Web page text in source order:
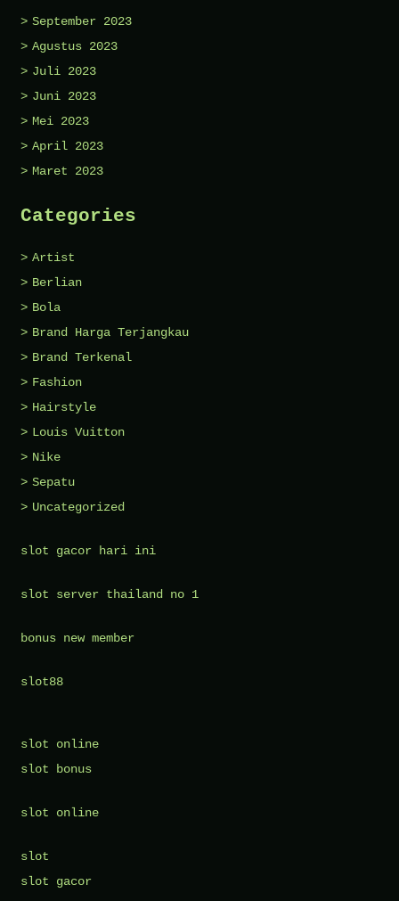
September 2023
Agustus 2023
Juli 2023
Juni 2023
Mei 2023
April 2023
Maret 2023
Categories
Artist
Berlian
Bola
Brand Harga Terjangkau
Brand Terkenal
Fashion
Hairstyle
Louis Vuitton
Nike
Sepatu
Uncategorized
slot gacor hari ini
slot server thailand no 1
bonus new member
slot88
slot online
slot bonus
slot online
slot
slot gacor